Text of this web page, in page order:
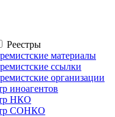
Реестры
материалы
ссылки
организации
иноагентов
НКО
СОНКО